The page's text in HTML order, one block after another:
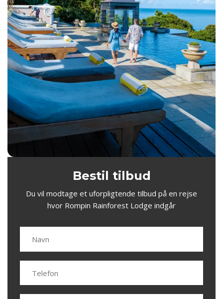
Bestil tilbud
Du vil modtage et uforpligtende tilbud på en rejse
hvor Rompin Rainforest Lodge indgår